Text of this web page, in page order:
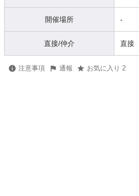
開催場所 -
直接/仲介 直接
注意事項 通報 お気に入り 2